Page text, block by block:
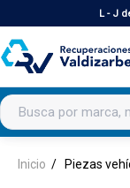
L - J
Buscar productos
Inicio Piezas